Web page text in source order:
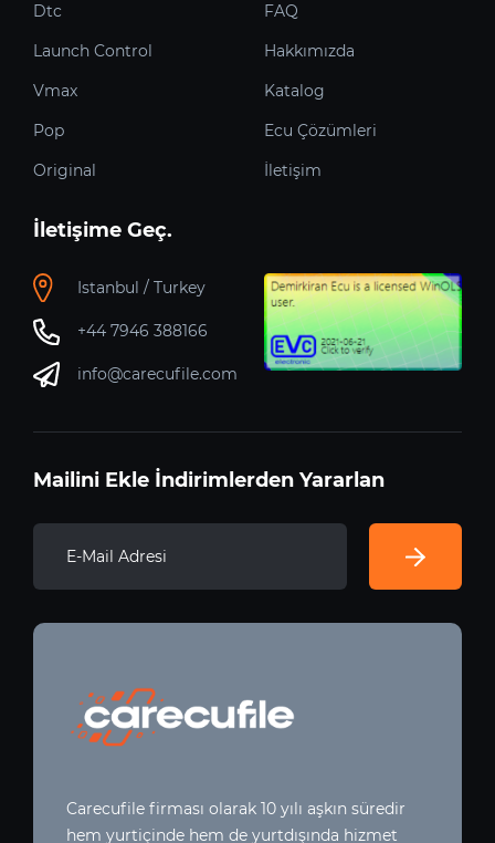
Dtc
Launch Control
Vmax
Pop
Original
FAQ
Hakkımızda
Katalog
Ecu Çözümleri
İletişim
İletişime Geç.
Istanbul / Turkey
+44 7946 388166
info@carecufile.com
Mailini Ekle İndirimlerden Yararlan
Carecufile firması olarak 10 yılı aşkın süredir
hem yurtiçinde hem de yurtdışında hizmet